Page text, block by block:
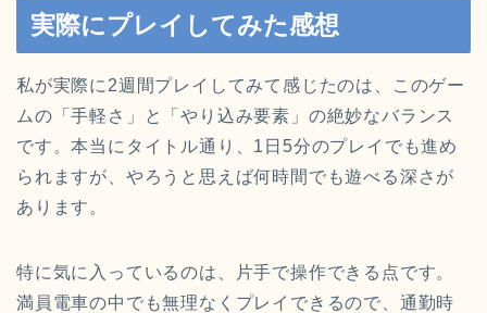
実際にプレイしてみた感想
私が実際に2週間プレイしてみて感じたのは、このゲー
ムの「手軽さ」と「やり込み要素」の絶妙なバランス
です。本当にタイトル通り、1日5分のプレイでも進め
られますが、やろうと思えば何時間でも遊べる深さが
あります。
特に気に入っているのは、片手で操作できる点です。
満員電車の中でも無理なくプレイできるので、通勤時